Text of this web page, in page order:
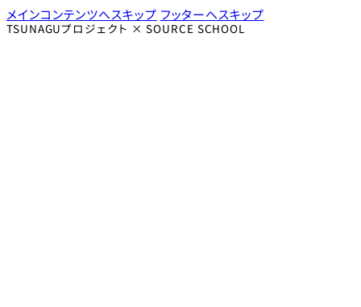
メインコンテンツへスキップ フッターへスキップ
TSUNAGUプロジェクト × SOURCE SCHOOL